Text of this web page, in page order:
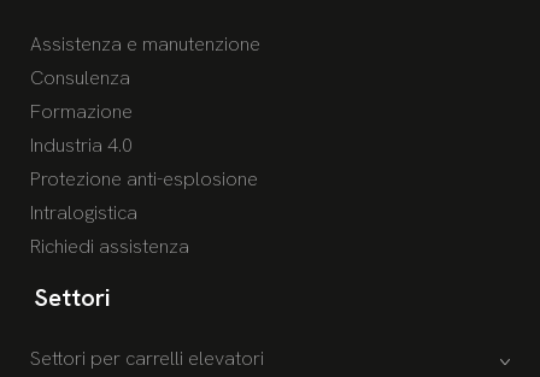
Assistenza e manutenzione
Consulenza
Formazione
Industria 4.0
Protezione anti-esplosione
Intralogistica
Richiedi assistenza
Settori
Settori per carrelli elevatori